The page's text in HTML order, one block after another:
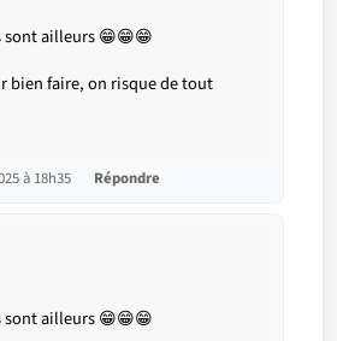
sont ailleurs 😁😁😁
bien faire, on risque de tout
à 18h35 Répondre
sont ailleurs 😁😁😁